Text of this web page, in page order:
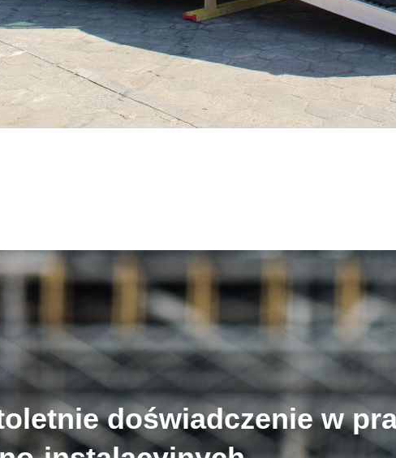
doświadczenie w